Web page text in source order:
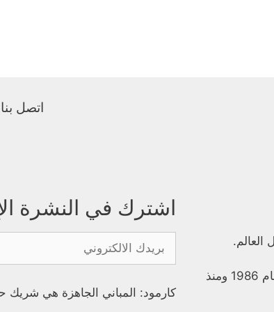
اتصل بنا
العالم.
شركة كارمود للبناء الجاهزة هي شركة تركية رائدة تأسست عام 1986 ومنذ
اشترك في النشرة
كارمود: المباني الجاهزة هي شريك